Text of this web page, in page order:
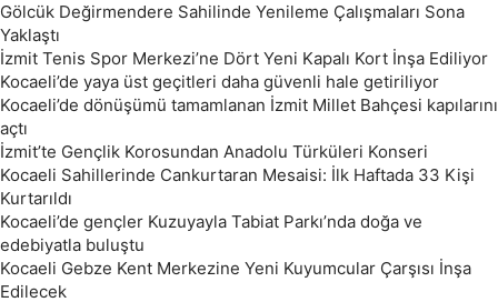
Gölcük Değirmendere Sahilinde Yenileme Çalışmaları Sona
Yaklaştı
İzmit Tenis Spor Merkezi’ne Dört Yeni Kapalı Kort İnşa Ediliyor
Kocaeli’de yaya üst geçitleri daha güvenli hale getiriliyor
Kocaeli’de dönüşümü tamamlanan İzmit Millet Bahçesi kapılarını
açtı
İzmit’te Gençlik Korosundan Anadolu Türküleri Konseri
Kocaeli Sahillerinde Cankurtaran Mesaisi: İlk Haftada 33 Kişi
Kurtarıldı
Kocaeli’de gençler Kuzuyayla Tabiat Parkı’nda doğa ve
edebiyatla buluştu
Kocaeli Gebze Kent Merkezine Yeni Kuyumcular Çarşısı İnşa
Edilecek